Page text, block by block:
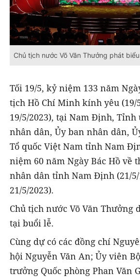
Chủ tịch nước Võ Văn Thưởng phát
Tối 19/5, kỷ niệm 133 năm
tịch Hồ Chí Minh kính yêu (19/
19/5/2023), tại Nam Định, Tỉnh
nhân dân, Ủy ban nhân dân,
Tổ quốc Việt Nam tỉnh Nam
niệm 60 năm Ngày Bác Hồ về
nhân dân tỉnh Nam Định (21/5/
21/5/2023).
Chủ tịch nước Võ Văn Thưởng
tại buổi lễ.
Cùng dự có các đồng chí
hội Nguyễn Văn An; Ủy viên
trưởng Quốc phòng Phan Văn